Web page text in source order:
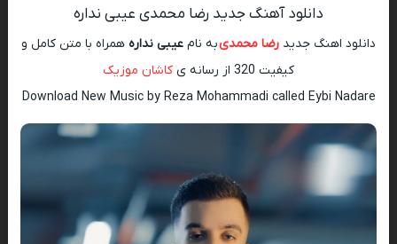
دانلود آهنگ جدید رضا محمدی عیبی نداره
دانلود اهنگ جدید رضا محمدیبه نام عیبی نداره همراه با متن کامل و
کیفیت 320 از رسانه ی
کاشان موزیک
Download New Music by Reza Mohammadi called Eybi Nadare